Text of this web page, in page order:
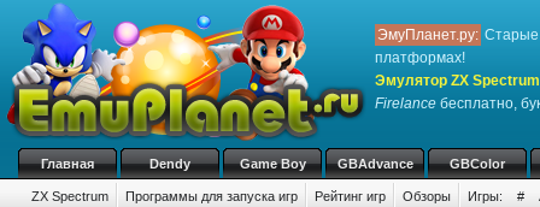
ЭмуПланет.ру: Старые
платформах!
Эмулятор ZX
Firelance бесплатно,
Главная Dendy Game Boy GBAdvance GBColor
ZX Spectrum Программы для запуска игр Рейтинг игр Обзоры Игры: #